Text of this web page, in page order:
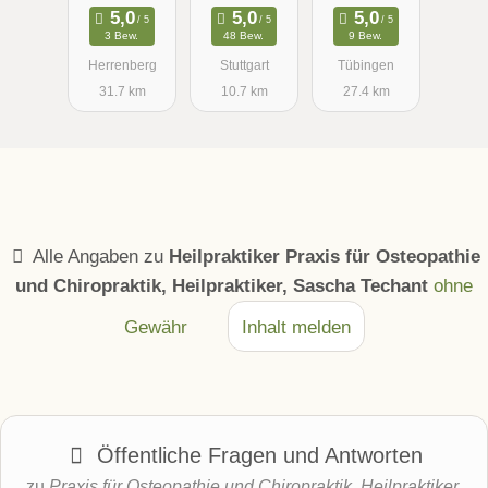
in
3 Bew.
Herrenberg
31.7 km
48 Bew.
Stuttgart
10.7 km
ut &
Heilpraktiker
9 Bew.
Tübingen
27.4 km
Alle Angaben zu Heilpraktiker Praxis für Osteopathie
und Chiropraktik, Heilpraktiker, Sascha Techant ohne
Gewähr
Inhalt melden
Öffentliche Fragen und Antworten